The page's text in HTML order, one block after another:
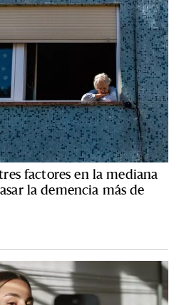
factores en la mediana
la demencia más de